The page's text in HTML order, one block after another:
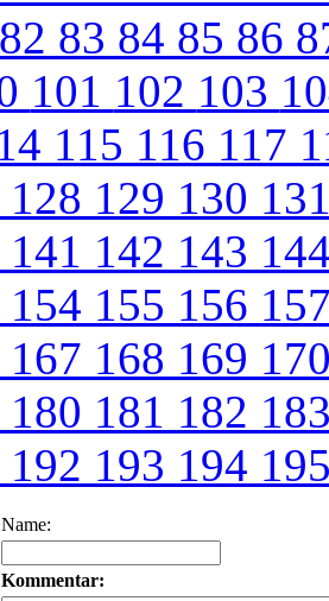
82 83 84 85 86
101 102 103
115 116 117
128 129 130
141 142 143
154 155 156
167 168 169
180 181 182
192 193 194
Name:
Kommentar: